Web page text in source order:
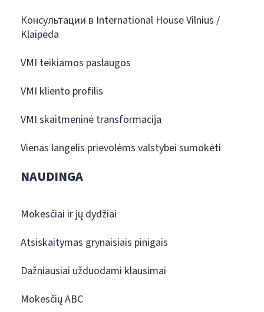
Консультации в International House Vilnius /
Klaipėda
VMI teikiamos paslaugos
VMI kliento profilis
VMI skaitmeninė transformacija
Vienas langelis prievolėms valstybei sumokėti
NAUDINGA
Mokesčiai ir jų dydžiai
Atsiskaitymas grynaisiais pinigais
Dažniausiai užduodami klausimai
Mokesčių ABC